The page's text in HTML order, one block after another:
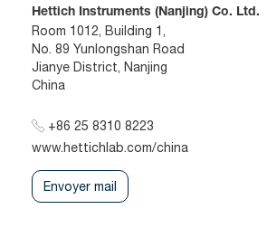
Hettich Instruments (Nanjing) Co. Ltd.
Room 1012, Building 1,
No. 89 Yunlongshan Road
Jianye District, Nanjing
China
+86 25 8310 8223
www.hettichlab.com/china
Envoyer mail